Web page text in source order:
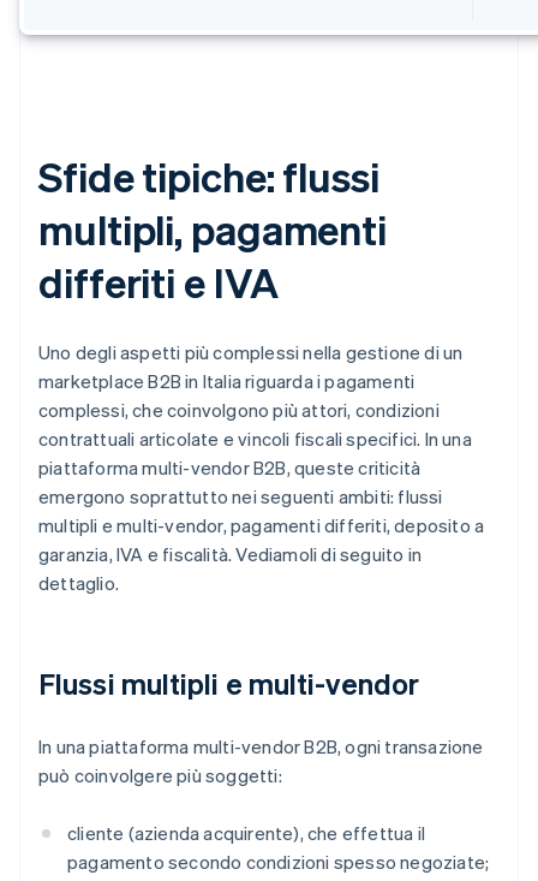
Sfide tipiche: flussi
multipli, pagamenti
differiti e IVA
Uno degli aspetti più complessi nella gestione di un
marketplace B2B in Italia riguarda i pagamenti
complessi, che coinvolgono più attori, condizioni
contrattuali articolate e vincoli fiscali specifici. In una
piattaforma multi-vendor B2B, queste criticità
emergono soprattutto nei seguenti ambiti: flussi
multipli e multi-vendor, pagamenti differiti, deposito a
garanzia, IVA e fiscalità. Vediamoli di seguito in
dettaglio.
Flussi multipli e multi-vendor
In una piattaforma multi-vendor B2B, ogni transazione
può coinvolgere più soggetti:
cliente (azienda acquirente), che effettua il
pagamento secondo condizioni spesso negoziate;